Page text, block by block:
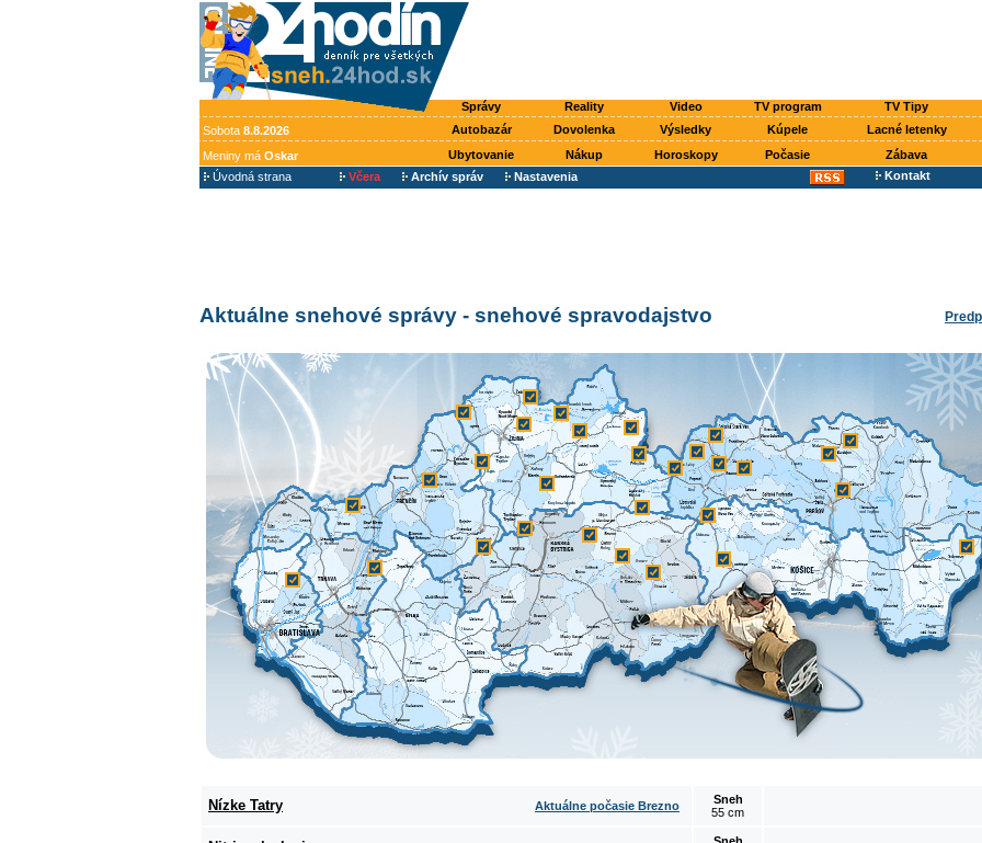
Správy Reality Video TV program TV Tipy
Sobota 8.8.2026 Autobazár Dovolenka Výsledky Kúpele Lacné letenky
Meniny má Oskar Ubytovanie Nákup Horoskopy Počasie Zábava
Úvodná strana
Včera Archív správ Nastavenia Kontakt
Aktuálne snehové správy - snehové spravodajstvo
Nízke Tatry Aktuálne počasie Brezno
Sneh
55 cm